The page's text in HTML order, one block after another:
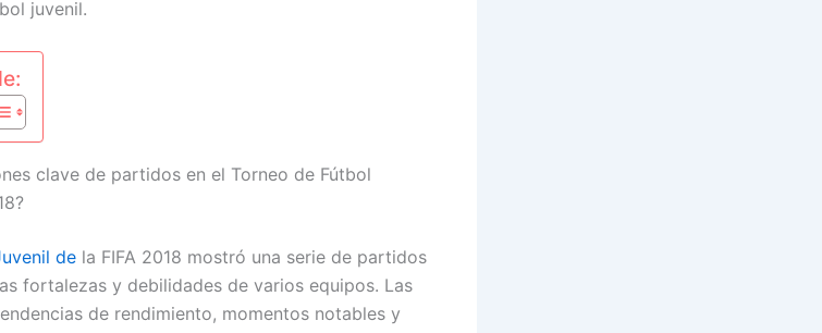
juvenil.
clave de partidos en el Torneo de Fútbol
de la FIFA 2018 mostró una serie de partidos
fortalezas y debilidades de varios equipos. Las
de rendimiento, momentos notables y